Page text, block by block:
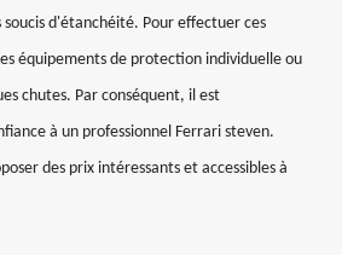
d'étanchéité. Pour effectuer ces
équipements de protection individuelle ou
chutes. Par conséquent, il est
à un professionnel Ferrari steven.
des prix intéressants et accessibles à